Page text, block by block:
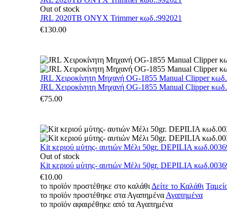
Out of stock
JRL 2020TB ONYX Trimmer κωδ.:992021
€130.00
JRL Χειροκίνητη Μηχανή OG-1855 Manual Clipper
JRL Χειροκίνητη Μηχανή OG-1855 Manual Clipper
€75.00
Kit κεριού μύτης- αυτιών Μέλι 50gr. DEPILIA
Out of stock
Kit κεριού μύτης- αυτιών Μέλι 50gr. DEPILIA
€10.00
το προϊόν προστέθηκε στο καλάθι Δείτε το Καλάθι
το προϊόν προστέθηκε στα Αγαπημένα Αγαπημένα
το προϊόν αφαιρέθηκε από τα Αγαπημένα